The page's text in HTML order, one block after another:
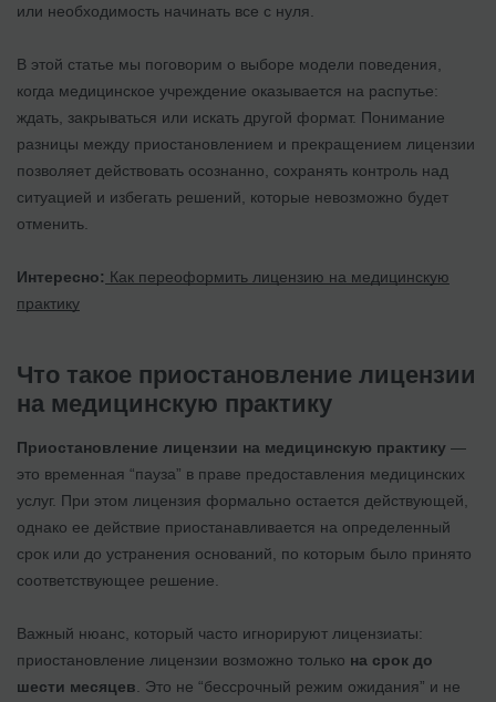
или необходимость начинать все с нуля.
В этой статье мы поговорим о выборе модели поведения,
когда медицинское учреждение оказывается на распутье:
ждать, закрываться или искать другой формат. Понимание
разницы между приостановлением и прекращением лицензии
позволяет действовать осознанно, сохранять контроль над
ситуацией и избегать решений, которые невозможно будет
отменить.
Интересно: Как переоформить лицензию на медицинскую
практику
Что такое приостановление лицензии
на медицинскую практику
Приостановление лицензии на медицинскую практику —
это временная “пауза” в праве предоставления медицинских
услуг. При этом лицензия формально остается действующей,
однако ее действие приостанавливается на определенный
срок или до устранения оснований, по которым было принято
соответствующее решение.
Важный нюанс, который часто игнорируют лицензиаты:
приостановление лицензии возможно только на срок до
шести месяцев . Это не “бессрочный режим ожидания” и не